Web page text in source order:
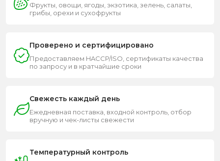
Фрукты, овощи, ягоды, экзотика, зелень, салаты,
грибы, орехи и сухофрукты
Проверено и сертифицировано
Предоставляем HACCP/ISO, сертификаты качества
по запросу и в кратчайшие сроки
Свежесть каждый день
Ежедневная поставка, входной контроль, отбор
вручную и чек-листы свежести
Температурный контроль